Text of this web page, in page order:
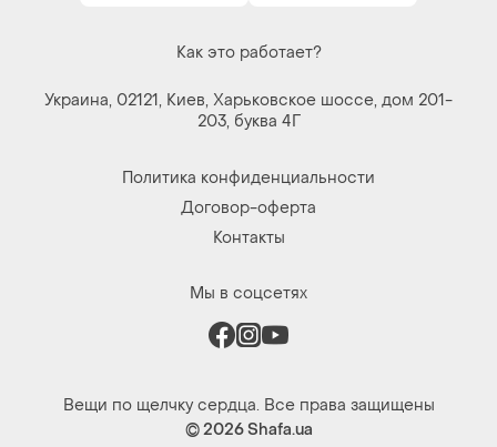
Как это работает?
Украина, 02121, Киев, Харьковское шоссе, дом 201-
203, буква 4Г
Политика конфиденциальности
Договор-оферта
Контакты
Мы в соцсетях
Вещи по щелчку сердца. Все права защищены
© 2026Shafa.ua